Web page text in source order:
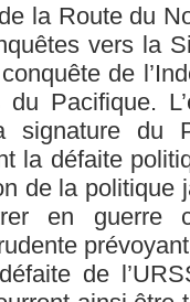
la Route du
vers la
de
Pacifique.
du
la défaite
de la politique
en guerre
de